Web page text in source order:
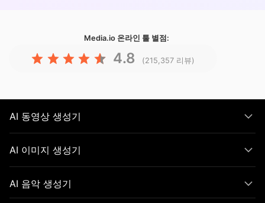
Media.io 온라인 툴 별점:
4.8 (215,357 리뷰)
AI 동영상 생성기
AI 이미지 생성기
AI 음악 생성기